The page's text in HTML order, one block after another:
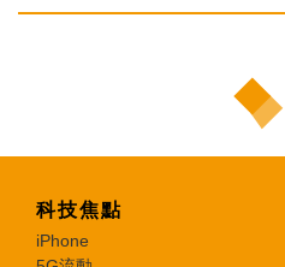
科技焦點
iPhone